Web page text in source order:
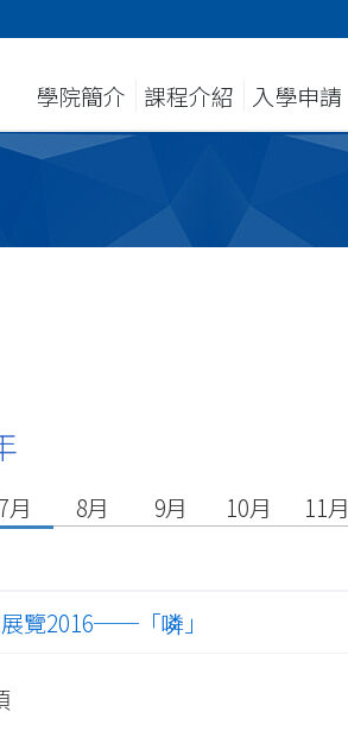
學院簡介 課程介紹 入學申請
7月 8月 9月 10月 11月
覽2016──「噒」